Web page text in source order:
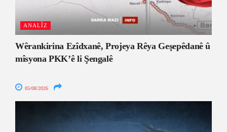
ANALÎZ
Wêrankirina Ezîdxanê, Projeya Rêya Geşepêdanê û
mîsyona PKK’ê li Şengalê
05/08/2026